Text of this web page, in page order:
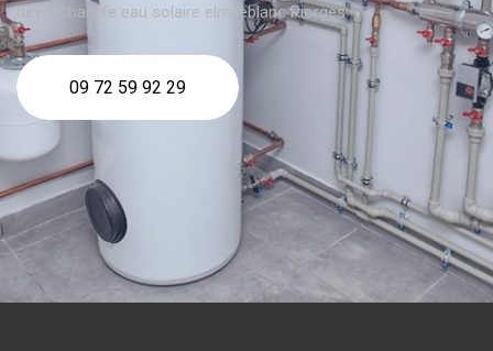
devis Chauffe eau solaire elm leblanc Riorges
09 72 59 92 29